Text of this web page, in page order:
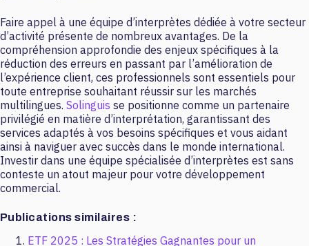
Faire appel à une équipe d’interprètes dédiée à votre secteur
d’activité présente de nombreux avantages. De la
compréhension approfondie des enjeux spécifiques à la
réduction des erreurs en passant par l’amélioration de
l’expérience client, ces professionnels sont essentiels pour
toute entreprise souhaitant réussir sur les marchés
multilingues. Solinguis se positionne comme un partenaire
privilégié en matière d’interprétation, garantissant des
services adaptés à vos besoins spécifiques et vous aidant
ainsi à naviguer avec succès dans le monde international.
Investir dans une équipe spécialisée d’interprètes est sans
conteste un atout majeur pour votre développement
commercial.
Publications similaires :
ETF 2025 : Les Stratégies Gagnantes pour un